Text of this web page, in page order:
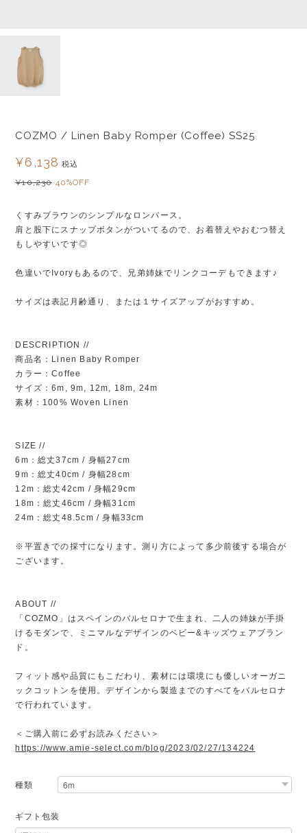
COZMO / Linen Baby Romper (Coffee) SS25
¥6,138 税込
¥10,230 40%OFF
くすみブラウンのシンプルなロンパース。
肩と股下にスナップボタンがついてるので、お着替えやおむつ替え
もしやすいです◎
色違いでIvoryもあるので、兄弟姉妹でリンクコーデもできます♪
サイズは表記月齢通り、または１サイズアップがおすすめ。
DESCRIPTION //
商品名：Linen Baby Romper
カラー：Coffee
サイズ：6m, 9m, 12m, 18m, 24m
素材：100% Woven Linen
SIZE //
6m：総丈37cm / 身幅27cm
9m：総丈40cm / 身幅28cm
12m：総丈42cm / 身幅29cm
18m：総丈46cm / 身幅31cm
24m：総丈48.5cm / 身幅33cm
※平置きでの採寸になります。測り方によって多少前後する場合が
ございます。
ABOUT //
「COZMO」はスペインのバルセロナで生まれ、二人の姉妹が手掛
けるモダンで、ミニマルなデザインのベビー&キッズウェアブラン
ド。
フィット感や品質にもこだわり、素材には環境にも優しいオーガニ
ックコットンを使用。デザインから製造までのすべてをバルセロナ
で行われています。
＜ご購入前に必ずお読みください＞
https://www.amie-select.com/blog/2023/02/27/134224
種類
ギフト包装